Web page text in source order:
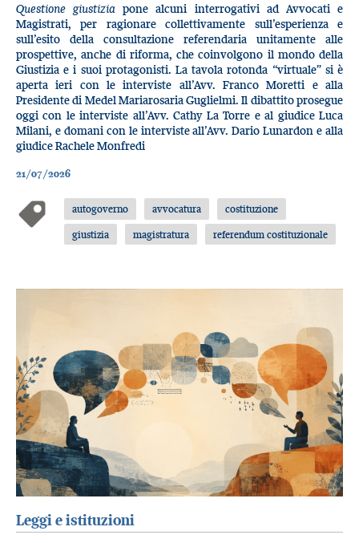
Questione giustizia pone alcuni interrogativi ad Avvocati e
Magistrati, per ragionare collettivamente sull’esperienza e
sull’esito della consultazione referendaria unitamente alle
prospettive, anche di riforma, che coinvolgono il mondo della
Giustizia e i suoi protagonisti. La tavola rotonda “virtuale” si è
aperta ieri con le interviste all’Avv. Franco Moretti e alla
Presidente di Medel Mariarosaria Guglielmi. Il dibattito prosegue
oggi con le interviste all’Avv. Cathy La Torre e al giudice Luca
Milani, e domani con le interviste all’Avv. Dario Lunardon e alla
giudice Rachele Monfredi
21/07/2026
autogoverno avvocatura
costituzione
giustizia
magistratura referendum costituzionale
Leggi e istituzioni